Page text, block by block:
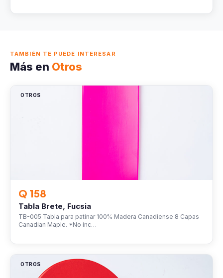
TAMBIÉN TE PUEDE INTERESAR
Más en Otros
OTROS
Q 158
Tabla Brete, Fucsia
TB-005 Tabla para patinar 100% Madera Canadiense 8 Capas
Canadian Maple. *No inc…
OTROS